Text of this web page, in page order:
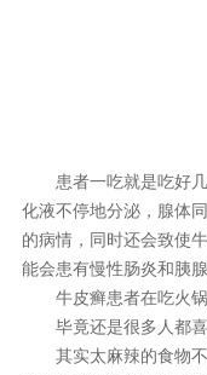
患者一吃就是吃好几
化液不停地分泌，腺体
的病情，同时还会致使
能会患有慢性肠炎和胰腺
牛皮癣患者在吃火锅
毕竟还是很多人都喜
其实太麻辣的食物不